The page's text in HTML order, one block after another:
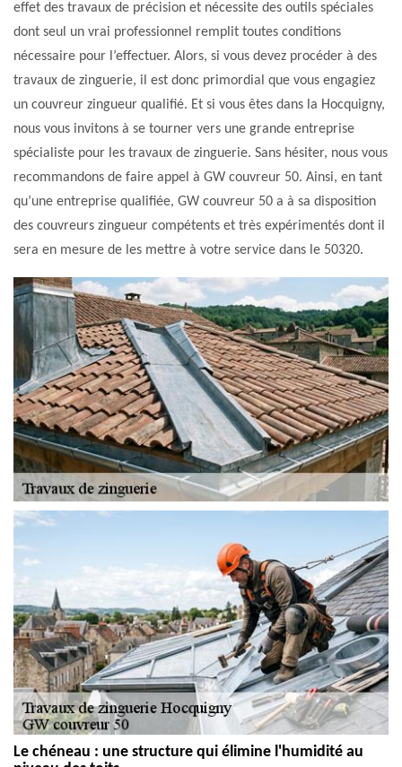
effet des travaux de précision et nécessite des outils spéciales
dont seul un vrai professionnel remplit toutes conditions
nécessaire pour l’effectuer. Alors, si vous devez procéder à des
travaux de zinguerie, il est donc primordial que vous engagiez
un couvreur zingueur qualifié. Et si vous êtes dans la Hocquigny,
nous vous invitons à se tourner vers une grande entreprise
spécialiste pour les travaux de zinguerie. Sans hésiter, nous vous
recommandons de faire appel à GW couvreur 50. Ainsi, en tant
qu’une entreprise qualifiée, GW couvreur 50 a à sa disposition
des couvreurs zingueur compétents et très expérimentés dont il
sera en mesure de les mettre à votre service dans le 50320.
Le chéneau : une structure qui élimine l'humidité au